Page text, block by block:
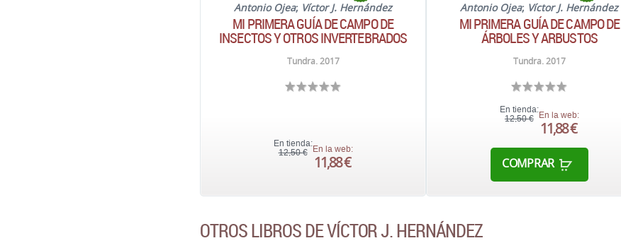
Antonio Ojea; Víctor J. Hernández
MI PRIMERA GUÍA DE CAMPO DE
INSECTOS Y OTROS INVERTEBRADOS
Tundra. 2017
En tienda:
12,50 € En la web:
11,88 €
Antonio Ojea; Víctor J. Hernández
MI PRIMERA GUÍA DE CAMPO DE
ÁRBOLES Y ARBUSTOS
Tundra. 2017
En tienda:
12,50 € En la web:
11,88 €
COMPRAR
OTROS LIBROS DE VÍCTOR J. HERNÁNDEZ